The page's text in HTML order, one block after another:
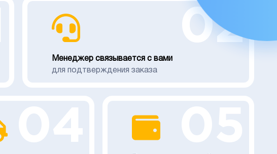
02
Менеджер связывается с вами
для подтверждения заказа